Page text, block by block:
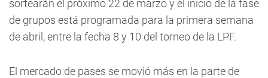
sortearán el próximo 22 de marzo y el inicio de la fase
de grupos está programada para la primera semana
de abril, entre la fecha 8 y 10 del torneo de la LPF.
El mercado de pases se movió más en la parte de